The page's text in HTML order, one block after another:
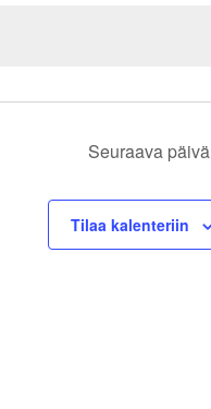
Seuraava päivä
Tilaa kalenteriin